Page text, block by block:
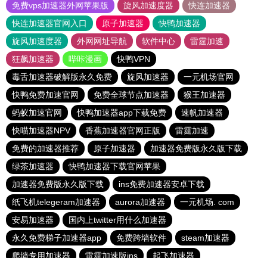
免费vps加速器外网苹果版
旋风加速度器
快连加速器
快连加速器官网入口
原子加速器
快鸭加速器
旋风加速度器
外网网址导航 软件中心
雷霆加速
狂飙加速器
哔咔漫画
快鸭VPN
毒舌加速器破解版永久免费
旋风加速器
一元机场官网
快鸭免费加速官网
免费全球节点加速器
猴王加速器
蚂蚁加速官网
快鸭加速器app下载免费
速帆加速器
快喵加速器NPV
香蕉加速器官网正版
雷霆加速
免费的加速器推荐
原子加速器
加速器免费版永久版下载
绿茶加速器
快鸭加速器下载官网苹果
加速器免费版永久版下载
ins免费加速器安卓下载
纸飞机telegeram加速器
aurora加速器
一元机场. com
安易加速器
国内上twitter用什么加速器
永久免费梯子加速器app
免费跨墙软件
steam加速器
爬墙专用加速器
雷霆加速版ins 起飞加速器